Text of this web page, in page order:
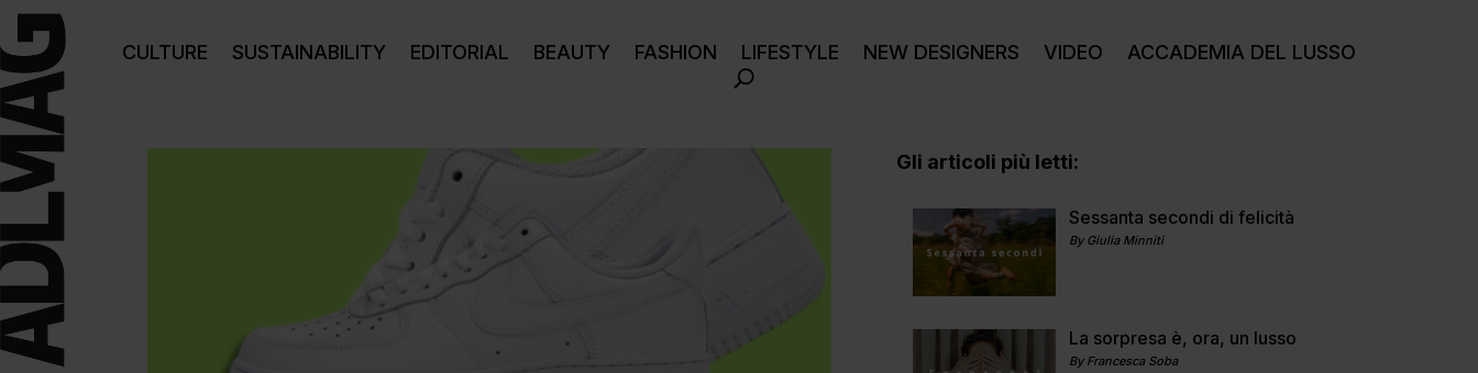
CULTURE SUSTAINABILITY EDITORIAL BEAUTY FASHION LIFESTYLE NEW DESIGNERS VIDEO ACCADEMIA DEL LUSSO
Gli articoli più letti:
Sessanta secondi di felicità
By Giulia Minniti
La sorpresa è, ora, un lusso
By Francesca Soba